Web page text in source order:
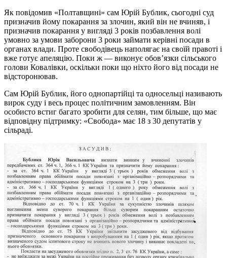
Як повідомив «Полтавщині» сам Юрій Бублик, сьогодні суд
призначив йому покарання за злочин, який він не вчиняв, і
призначив покарання у вигляді 3 років позбавлення волі
умовно за умови заборони 3 роки займати керівні посади в
органах влади. Проте свободівець наполягає на своїй правоті і
вже готує апеляцію. Поки ж — виконує обов’язки сільського
голови Ковалівки, оскільки поки що ніхто його від посади не
відсторонював.
Сам Юрій Бублик, його однопартійці та односельці називають
вирок суду і весь процес політичним замовленням. Він
особисто встиг багато зробити для селян, тим більше, що має
відповідну підтримку: «Свобода» має 18 з 30 депутатів у
сільраді.